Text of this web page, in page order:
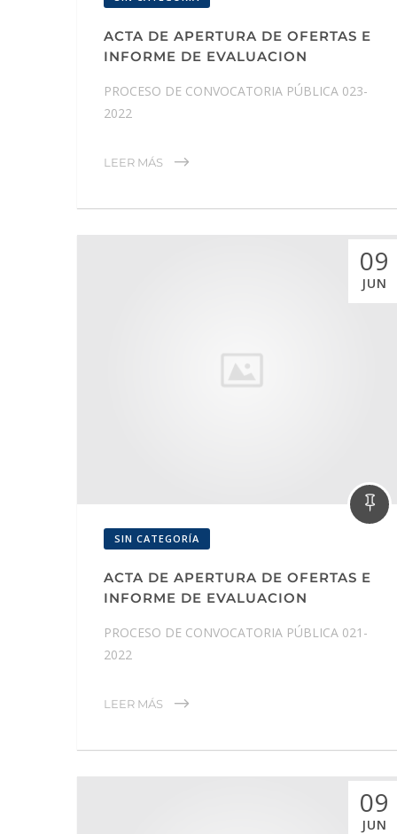
ACTA DE APERTURA DE OFERTAS E
INFORME DE EVALUACION
PROCESO DE CONVOCATORIA PÚBLICA 023-
2022
LEER MÁS
09
JUN
SIN CATEGORÍA
ACTA DE APERTURA DE OFERTAS E
INFORME DE EVALUACION
PROCESO DE CONVOCATORIA PÚBLICA 021-
2022
LEER MÁS
09
JUN